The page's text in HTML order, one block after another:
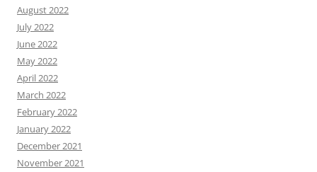
August 2022
July 2022
June 2022
May 2022
April 2022
March 2022
February 2022
January 2022
December 2021
November 2021